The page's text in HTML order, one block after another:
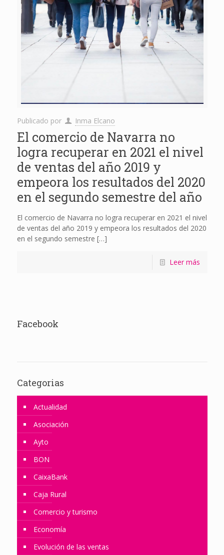
Publicado por Inma Elcano
El comercio de Navarra no
logra recuperar en 2021 el nivel
de ventas del año 2019 y
empeora los resultados del 2020
en el segundo semestre del año
El comercio de Navarra no logra recuperar en 2021 el nivel
de ventas del año 2019 y empeora los resultados del 2020
en el segundo semestre […]
Leer más
Facebook
Categorias
Actualidad
Asociación
Ayto
BON
CaixaBank
Caja Rural
Comercio y turismo
Economía
Evolución de las ventas